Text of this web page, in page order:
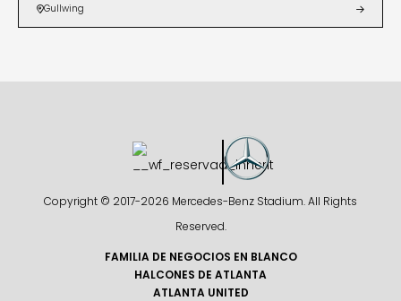
Gullwing 
Copyright © 2017-2026 Mercedes-Benz Stadium. All Rights
Reserved.
FAMILIA DE NEGOCIOS EN BLANCO
HALCONES DE ATLANTA
ATLANTA UNITED